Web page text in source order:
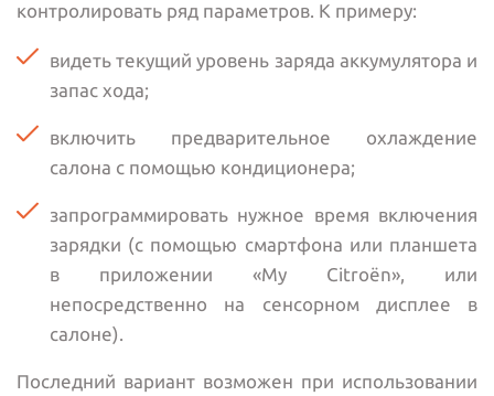
контролировать ряд параметров. К примеру:
видеть текущий уровень заряда аккумулятора и
запас хода;
включить предварительное охлаждение
салона с помощью кондиционера;
запрограммировать нужное время включения
зарядки (с помощью смартфона или планшета
в приложении «My Citroën», или
непосредственно на сенсорном дисплее в
салоне).
Последний вариант возможен при использовании